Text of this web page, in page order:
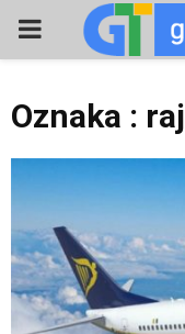
PRIMARY
Oznaka :